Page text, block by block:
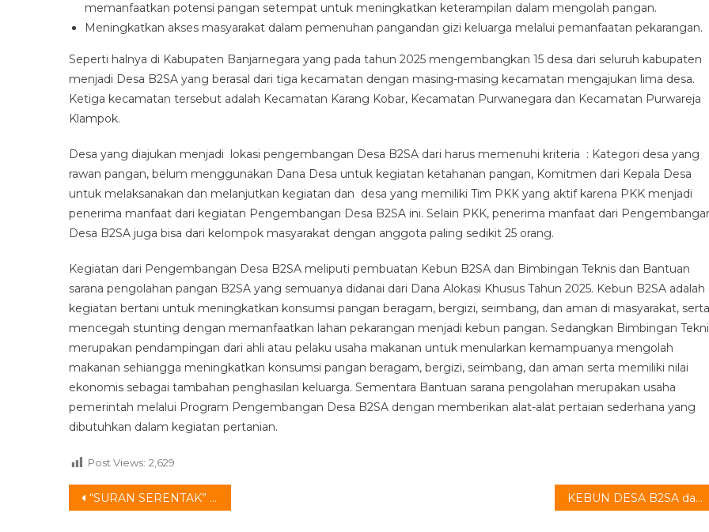
memanfaatkan potensi pangan setempat untuk meningkatkan keterampilan dalam mengolah pangan.
Meningkatkan akses masyarakat dalam pemenuhan pangandan gizi keluarga melalui pemanfaatan pekarangan.
Seperti halnya di Kabupaten Banjarnegara yang pada tahun 2025 mengembangkan 15 desa dari seluruh kabupaten
menjadi Desa B2SA yang berasal dari tiga kecamatan dengan masing-masing kecamatan mengajukan lima desa.
Ketiga kecamatan tersebut adalah Kecamatan Karang Kobar, Kecamatan Purwanegara dan Kecamatan Purwareja
Klampok.
Desa yang diajukan menjadi lokasi pengembangan Desa B2SA dari harus memenuhi kriteria : Kategori desa yang
rawan pangan, belum menggunakan Dana Desa untuk kegiatan ketahanan pangan, Komitmen dari Kepala Desa
untuk melaksanakan dan melanjutkan kegiatan dan desa yang memiliki Tim PKK yang aktif karena PKK menjadi
penerima manfaat dari kegiatan Pengembangan Desa B2SA ini. Selain PKK, penerima manfaat dari
Desa B2SA juga bisa dari kelompok masyarakat dengan anggota paling sedikit 25 orang.
Kegiatan dari Pengembangan Desa B2SA meliputi pembuatan Kebun B2SA dan Bimbingan Teknis dan Bantuan
sarana pengolahan pangan B2SA yang semuanya didanai dari Dana Alokasi Khusus Tahun 2025. Kebun B2SA adalah
kegiatan bertani untuk meningkatkan konsumsi pangan beragam, bergizi, seimbang, dan aman di masyarakat, serta
mencegah stunting dengan memanfaatkan lahan pekarangan menjadi kebun pangan. Sedangkan Bimbingan
merupakan pendampingan dari ahli atau pelaku usaha makanan untuk menularkan kemampuanya mengolah
makanan sehiangga meningkatkan konsumsi pangan beragam, bergizi, seimbang, dan aman serta memiliki nilai
ekonomis sebagai tambahan penghasilan keluarga. Sementara Bantuan sarana pengolahan merupakan usaha
pemerintah melalui Program Pengembangan Desa B2SA dengan memberikan alat-alat pertaian sederhana yang
dibutuhkan dalam kegiatan pertanian.
Post Views: 2,629
Navigasi
“SURAN SERENTAK” di DESA KLAMPOK KEBUN DESA B2SA dan BINTEK PENGOLAHAN PANGAN